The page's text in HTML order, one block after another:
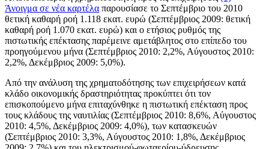
Άνοιγμα σε νέα καρτέλα παρουσίασε το Σεπτέμβριο του 2010
θετική καθαρή ροή 1.118 εκατ. ευρώ (Σεπτέμβριος 2009: θετική
καθαρή ροή 1.070 εκατ. ευρώ) και ο ετήσιος ρυθμός της
πιστωτικής επέκτασης παρέμεινε αμετάβλητος στο επίπεδο του
προηγούμενου μήνα (Σεπτέμβριος 2010: 2,2%, Αύγουστος 2010:
2,2%, Δεκέμβριος 2009: 5,0%).
Από την ανάλυση της χρηματοδότησης των επιχειρήσεων κατά
κλάδο οικονομικής δραστηριότητας προκύπτει ότι τον
επισκοπούμενο μήνα επιταχύνθηκε η πιστωτική επέκταση προς
τους κλάδους της ναυτιλίας (Σεπτέμβριος 2010: 8,6%, Αύγουστος
2010: 4,5%, Δεκέμβριος 2009: 4,0%), των κατασκευών
(Σεπτέμβριος 2010: 3,3%, Αύγουστος 2010: 1,8%, Δεκέμβριος